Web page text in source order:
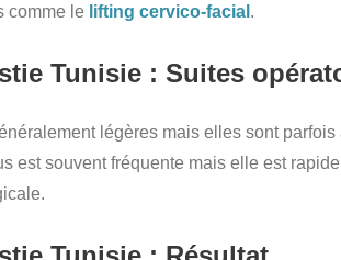
comme le lifting cervico-facial .
Tunisie : Suites
légères mais elles sont
est souvent fréquente mais elle est